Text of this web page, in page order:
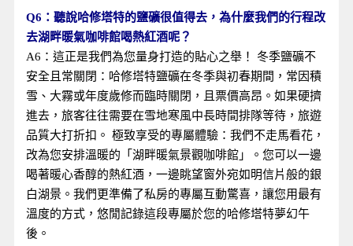
Q6：聽說哈修塔特的鹽礦很值得去，為什麼我們的行程改
去湖畔暖氣咖啡館喝熱紅酒呢？
A6：這正是我們為您量身打造的貼心之舉！ 冬季鹽礦不
安全且常關閉：哈修塔特鹽礦在冬季與初春期間，常因積
雪、大霧或年度歲修而臨時關閉，且票價高昂。如果硬擠
進去，旅客往往需要在雪地寒風中長時間排隊等待，旅遊
品質大打折扣。 極致享受的專屬體驗：我們不走馬看花，
改為您安排溫暖的「湖畔暖氣景觀咖啡館」。您可以一邊
喝著暖心香醇的熱紅酒，一邊眺望窗外宛如明信片般的銀
白湖景。我們更準備了私房的專屬互動驚喜，讓您用最有
溫度的方式，悠閒記錄這段專屬於您的哈修塔特夢幻午
後。